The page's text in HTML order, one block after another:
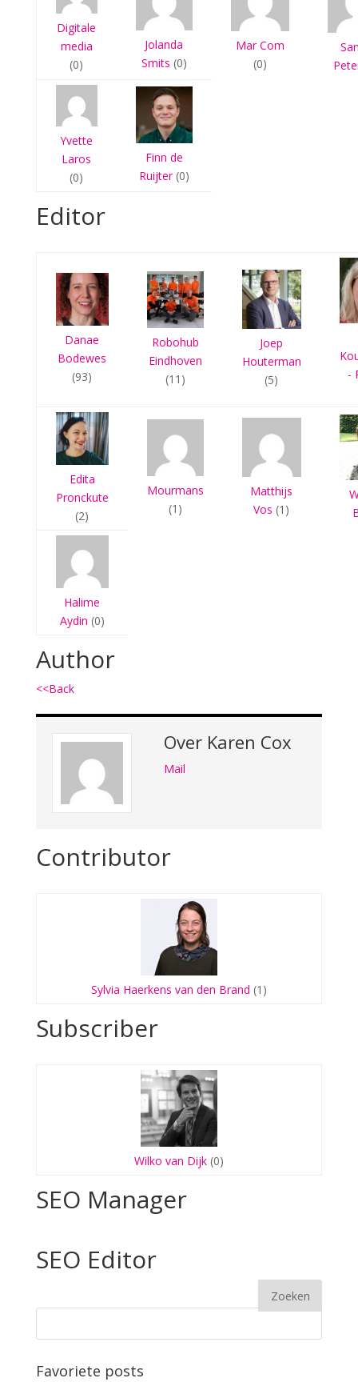
Digitale
media
(0)
Jolanda
Smits (0)
Mar Com
(0)
Yvette
Laros
(0)
Finn de
Ruijter(0)
Editor
Danae
Bodewes
(93)
Robohub
Eindhoven
(11)
Joep
Houterman
(5)
-
Edita
Pronckute
(2)
Mourmans
(1)
Matthijs
Vos (1)
Halime
Aydin (0)
Author
<<Back
Over Karen Cox
Mail
Contributor
Sylvia Haerkens van den Brand (1)
Subscriber
Wilko van Dijk(0)
SEO Manager
SEO Editor
Favoriete posts